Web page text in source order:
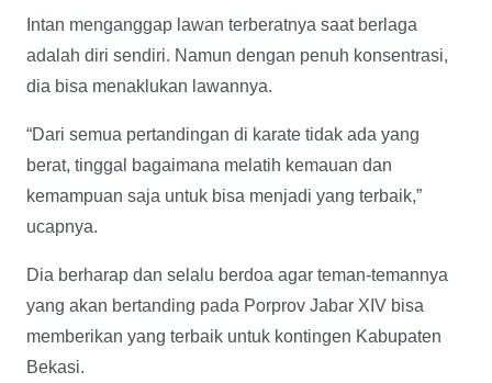
Intan menganggap lawan terberatnya saat berlaga
adalah diri sendiri. Namun dengan penuh konsentrasi,
dia bisa menaklukan lawannya.
“Dari semua pertandingan di karate tidak ada yang
berat, tinggal bagaimana melatih kemauan dan
kemampuan saja untuk bisa menjadi yang terbaik,”
ucapnya.
Dia berharap dan selalu berdoa agar teman-temannya
yang akan bertanding pada Porprov Jabar XIV bisa
memberikan yang terbaik untuk kontingen Kabupaten
Bekasi.